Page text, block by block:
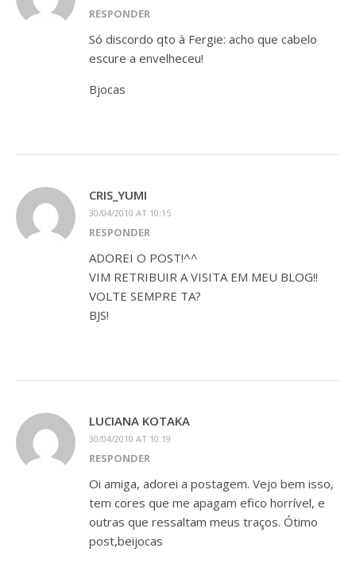
RESPONDER
Só discordo qto à Fergie: acho que cabelo
escure a envelheceu!
Bjocas
CRIS_YUMI
30/04/2010 AT 10:15
RESPONDER
ADOREI O POST!^^
VIM RETRIBUIR A VISITA EM MEU BLOG!!
VOLTE SEMPRE TA?
BJS!
LUCIANA KOTAKA
30/04/2010 AT 10:19
RESPONDER
Oi amiga, adorei a postagem. Vejo bem isso,
tem cores que me apagam efico horrível, e
outras que ressaltam meus traços. Ótimo
post,beijocas